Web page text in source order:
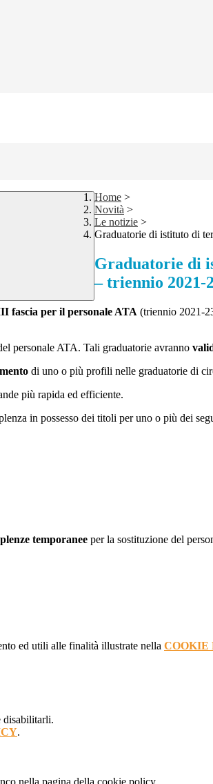
Home >
Novità >
Le notizie >
Graduatorie di istituto di
Graduatorie di
– triennio 2021-
fascia per il personale ATA (triennio 2021-
personale ATA. Tali graduatorie avranno
di uno o più profili nelle graduatorie di
più rapida ed efficiente.
in possesso dei titoli per uno o più dei
temporanee per la sostituzione del
ed utili alle finalità illustrate nella COOKIE
disabilitarli.
.